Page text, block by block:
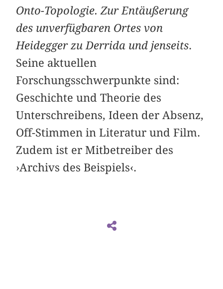
Onto-Topologie. Zur Entäußerung
des unverfügbaren Ortes von
Heidegger zu Derrida und jenseits.
Seine aktuellen
Forschungsschwerpunkte sind:
Geschichte und Theorie des
Unterschreibens, Ideen der Absenz,
Off-Stimmen in Literatur und Film.
Zudem ist er Mitbetreiber des
›Archivs des Beispiels‹.